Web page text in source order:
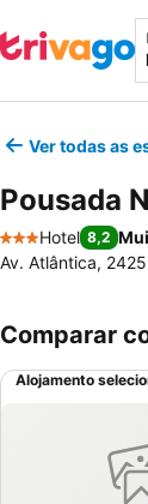
Ver todas as
Pousada
3 Estrelas
Hotel 8,2
Av. Atlântica,
Comparar
Alojamento